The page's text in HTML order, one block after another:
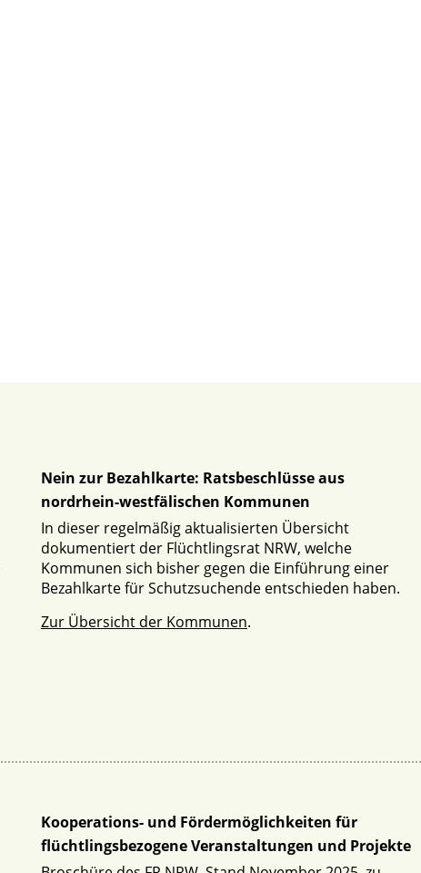
Nein zur Bezahlkarte: Ratsbeschlüsse aus
nordrhein-westfälischen Kommunen
In dieser regelmäßig aktualisierten Übersicht
dokumentiert der Flüchtlingsrat NRW, welche
Kommunen sich bisher gegen die Einführung einer
Bezahlkarte für Schutzsuchende entschieden haben.
Zur Übersicht der Kommunen.
Kooperations- und Fördermöglichkeiten für
flüchtlingsbezogene Veranstaltungen und Projekte